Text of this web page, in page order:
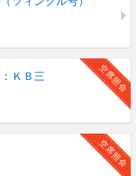
ＫＢ三 空席照会
空席照会